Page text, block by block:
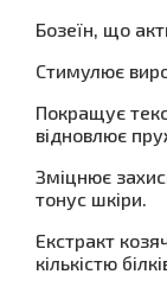
Бозеїн, що
Стимулює
Покращує
відновлює
Зміцнює
тонус шкіри.
Екстракт
кількістю